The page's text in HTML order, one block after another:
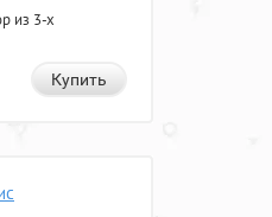
из 3-х
Купить